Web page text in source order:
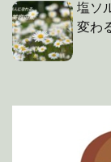
塩ソ
変わ